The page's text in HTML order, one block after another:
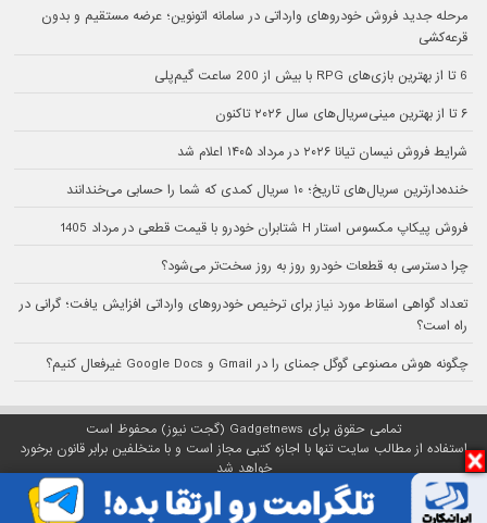
مرحله جدید فروش خودروهای وارداتی در سامانه اتونوین؛ عرضه مستقیم و بدون
قرعه‌کشی
6 تا از بهترین بازی‌های RPG با بیش از 200 ساعت گیم‌پلی
۶ تا از بهترین مینی‌سریال‌های سال ۲۰۲۶ تاکنون
شرایط فروش نیسان تیانا ۲۰۲۶ در مرداد ۱۴۰۵ اعلام شد
خنده‌دارترین سریال‌های تاریخ؛ ۱۰ سریال کمدی که شما را حسابی می‌خندانند
فروش پیکاپ مکسوس استار H شتابران خودرو با قیمت قطعی در مرداد 1405
چرا دسترسی به قطعات خودرو روز به روز سخت‌تر می‌شود؟
تعداد گواهی اسقاط مورد نیاز برای ترخیص خودروهای وارداتی افزایش یافت؛ گرانی در
راه است؟
چگونه هوش مصنوعی گوگل جمنای را در Gmail و Google Docs غیرفعال کنیم؟
تمامی حقوق برای Gadgetnews (گجت نیوز) محفوظ است
استفاده از مطالب سایت تنها با اجازه کتبی مجاز است و با متخلفین برابر قانون برخورد
خواهد شد
پلتفرم گجت نیوز روی
سرور اختصاصیمبین هاست میزبانی می‌شود